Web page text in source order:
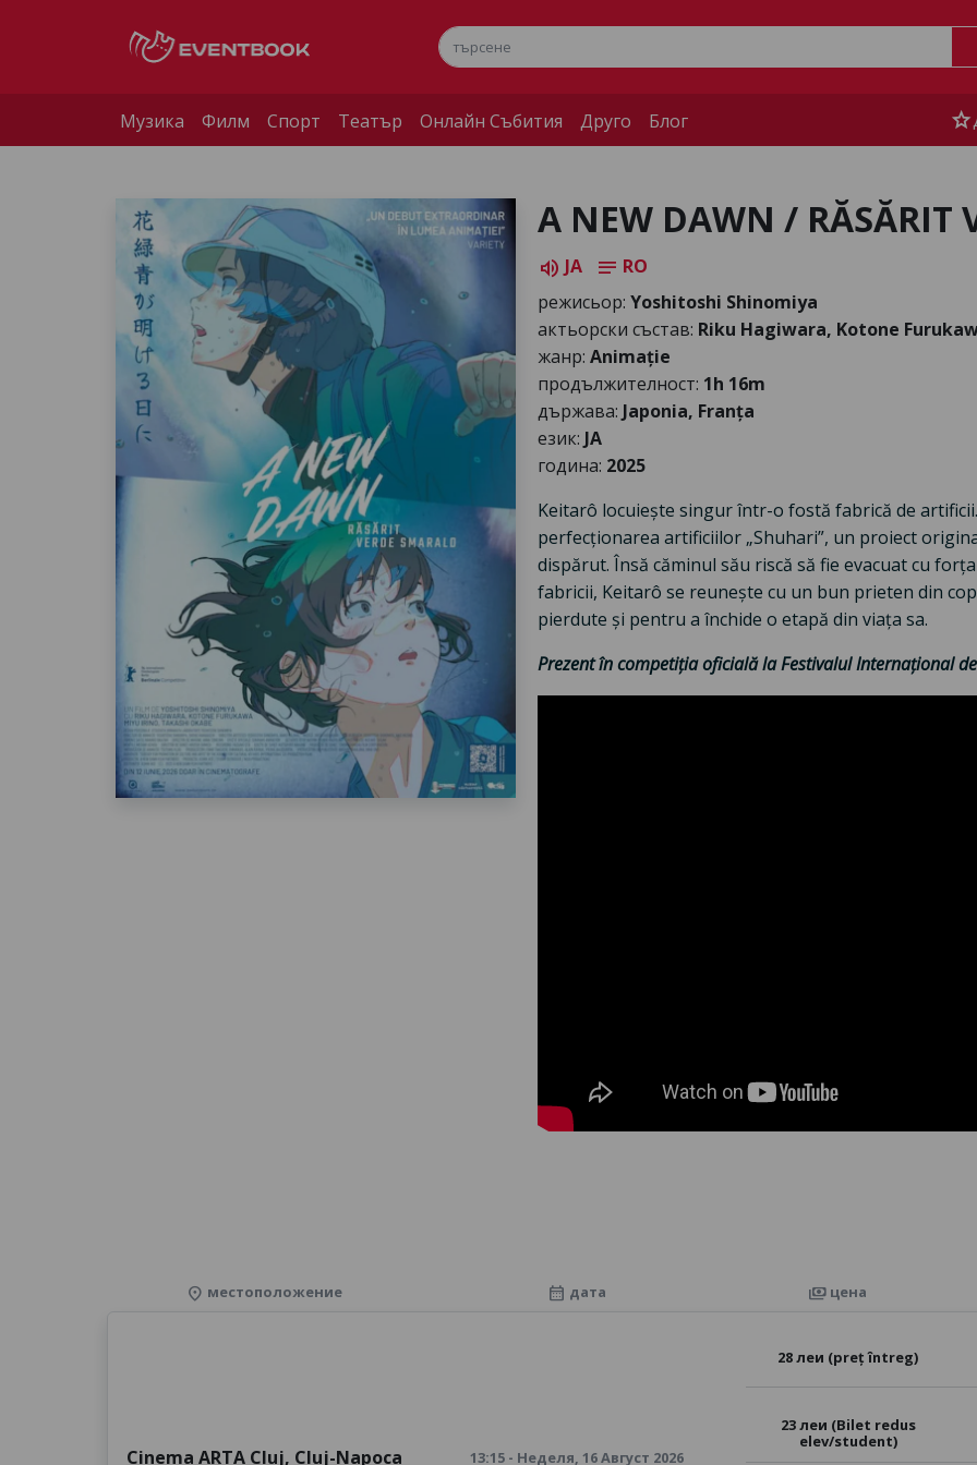
Музика Филм Спорт Театър Онлайн Събития Друго Блог star
A NEW DAWN / RĂSĂRIT
volume_up JA notes RO
режисьор: Yoshitoshi Shinomiya
актьорски състав: Riku Hagiwara, Kotone
жанр: Animație
продължителност: 1h 16m
държава: Japonia, Franța
език: JA
година: 2025
Keitarô locuiește singur într-o fostă fabrică de
perfecționarea artificiilor „Shuhari”, un proiect
dispărut. Însă căminul său riscă să fie evacuat cu
fabricii, Keitarô se reunește cu un bun prieten din
pierdute și pentru a închide o etapă din viața sa.
Prezent în competiția oficială la Festivalul Internațional
location_on местоположение calendar_month дата paymentsцена
Cinema ARTA Cluj, Cluj-Napoca
13:15 - Неделя, 16 Август 2026
28 леи (preț întreg)
23 леи (Bilet redus
elev/student)